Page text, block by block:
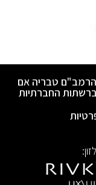
הרמב"ם טבריה אם
החברתיות